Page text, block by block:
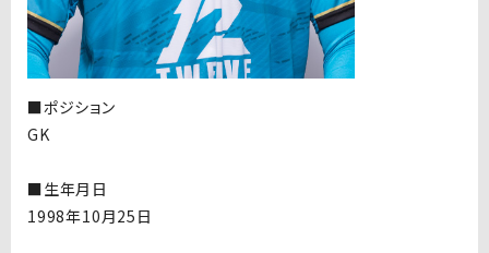
■ポジション
GK
■生年月日
1998年10月25日